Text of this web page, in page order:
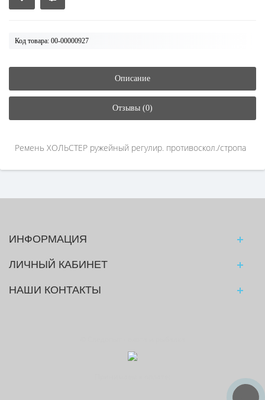
Код товара: 00-00000927
Описание
Отзывы (0)
Ремень ХОЛЬСТЕР ружейный регулир. противоскол./стропа
ИНФОРМАЦИЯ
ЛИЧНЫЙ КАБИНЕТ
НАШИ КОНТАКТЫ